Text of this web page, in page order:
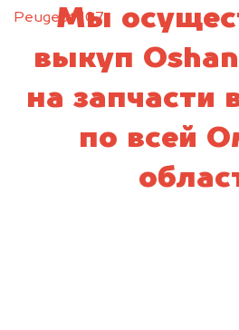
Peugeot 107
Мы
выкуп
на запчасти
по всей